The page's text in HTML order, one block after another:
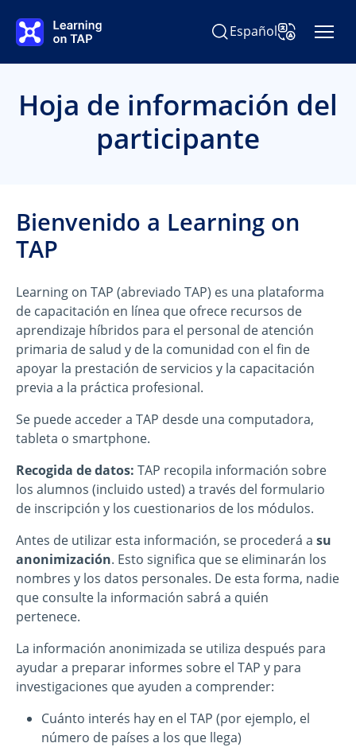
Buscar Learning on TAP
EspañolCambiar
Hoja de información del
participante
Bienvenido a Learning on
TAP
Learning on TAP (abreviado TAP) es una plataforma
de capacitación en línea que ofrece recursos de
aprendizaje híbridos para el personal de atención
primaria de salud y de la comunidad con el fin de
apoyar la prestación de servicios y la capacitación
previa a la práctica profesional.
Se puede acceder a TAP desde una computadora,
tableta o smartphone.
Recogida de datos: TAP recopila información sobre
los alumnos (incluido usted) a través del formulario
de inscripción y los cuestionarios de los módulos.
Antes de utilizar esta información, se procederá a su
anonimización. Esto significa que se eliminarán los
nombres y los datos personales. De esta forma, nadie
que consulte la información sabrá a quién
pertenece.
La información anonimizada se utiliza después para
ayudar a preparar informes sobre el TAP y para
investigaciones que ayuden a comprender:
Cuánto interés hay en el TAP (por ejemplo, el
número de países a los que llega)